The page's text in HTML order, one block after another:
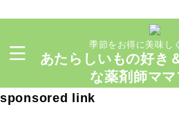
季節をお得に美味し
あたらしいもの好き
な薬剤師マ
sponsored link